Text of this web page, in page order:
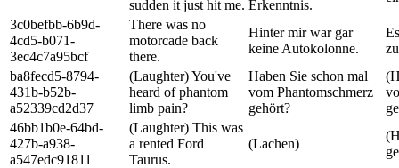
sudden it just hit me. Erkenntnis.
3c0befbb-6b9d-
4cd5-b071-
3ec4c7a95bcf
There was no
motorcade back
there.
Hinter mir war gar
keine Autokolonne.
ba8fecd5-8794-
431b-b52b-
a52339cd2d37
(Laughter) You've
heard of phantom
limb pain?
Haben Sie schon mal
vom Phantomschmerz
gehört?
46bb1b0e-64bd-
427b-a938-
a547edc91811
(Laughter) This was
a rented Ford
Taurus.
(Lachen)